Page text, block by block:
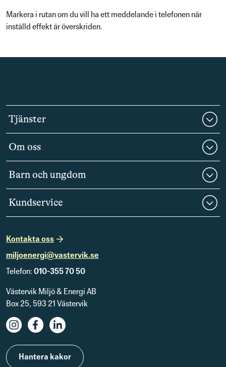
Markera i rutan om du vill ha ett meddelande i telefonen när
inställd effekt är överskriden.
Tjänster
Om oss
Barn och ungdom
Kundservice
Kontakta oss
miljoenergi@vastervik.se
Telefon: 010-355 70 50
Västervik Miljö & Energi AB
Box 25, 593 21 Västervik
Hantera kakor